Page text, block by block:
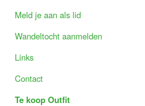
Meld je aan als lid
Wandeltocht aanmelden
Links
Contact
Te koop Outfit